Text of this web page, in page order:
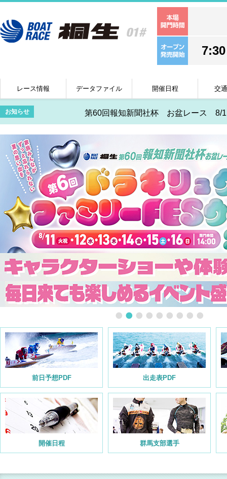
7:30
レース情報 データファイル 開催日程 交
お知らせ 第60回報知新聞社杯 お盆レース 8/
前日予想PDF 出走表PDF
開催日程 群馬支部選手